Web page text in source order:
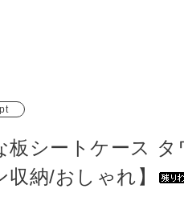
詳しく
板シートケース タ
収納/おしゃれ】